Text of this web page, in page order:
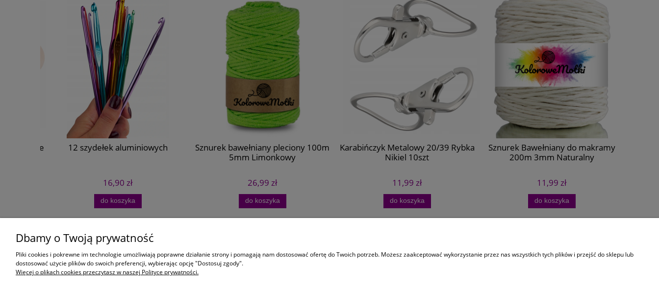
12 szydełek aluminiowych
16,90 zł
do koszyka
Sznurek bawełniany pleciony 100m
5mm Limonkowy
26,99 zł
do koszyka
Karabińczyk Metalowy 20/39 Rybka
Nikiel 10szt
11,99 zł
do koszyka
Sznurek Bawełniany do makramy
200m 3mm Naturalny
11,99 zł
do koszyka
Moje konto
Twoje zamówienia
Ustawienia konta
Czas i koszty dostawy
Formy płatności
Dbamy o Twoją prywatność
Pliki cookies i pokrewne im technologie umożliwiają poprawne działanie strony i pomagają nam dostosować ofertę do Twoich potrzeb. Możesz zaakceptować wykorzystanie przez nas wszystkich tych plików i przejść do sklepu lub
dostosować użycie plików do swoich preferencji, wybierając opcję "Dostosuj zgody".
Więcej o plikach cookies przeczytasz w naszej Polityce prywatności.